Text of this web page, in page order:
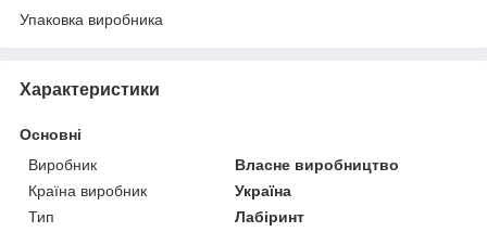
Упаковка виробника
Характеристики
Основні
Виробник
Власне виробництво
Країна виробник
Україна
Тип
Лабіринт